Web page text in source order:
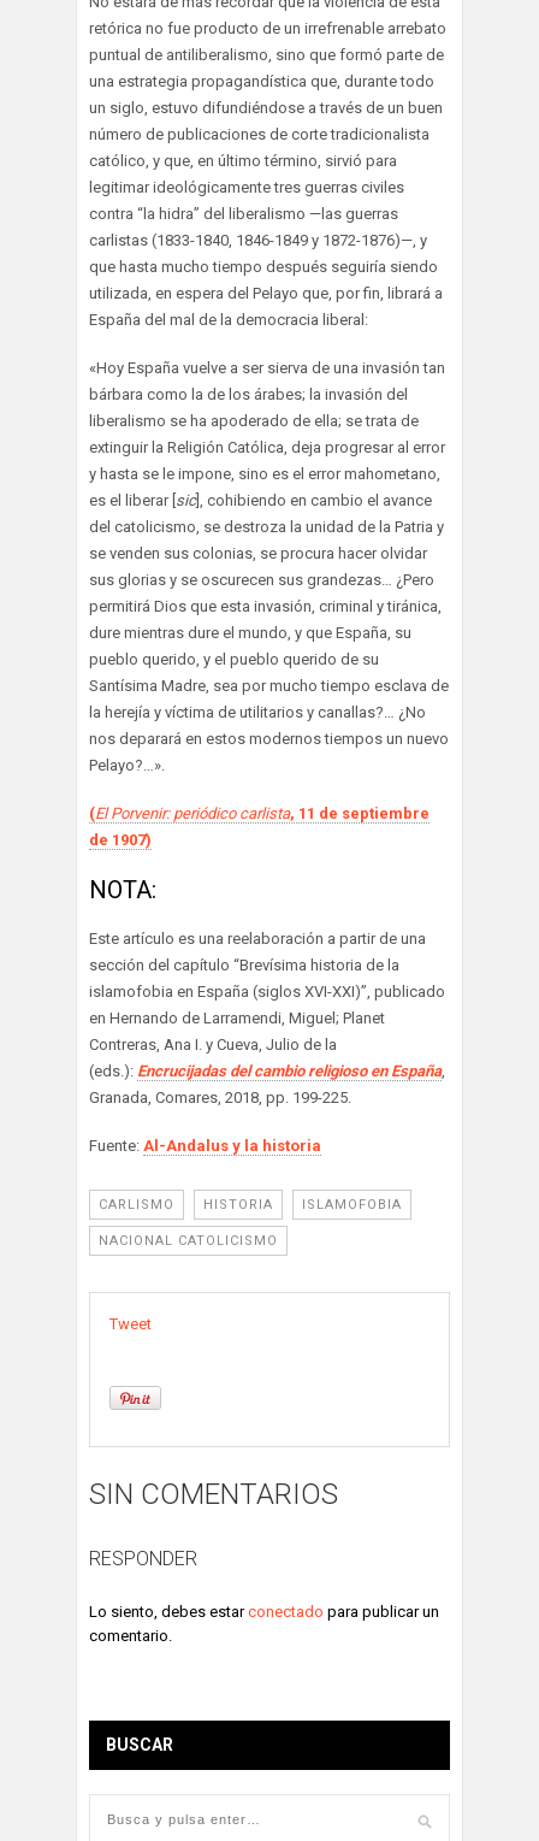
retórica no fue producto de un irrefrenable arrebato
puntual de antiliberalismo, sino que formó parte de
una estrategia propagandística que, durante todo
un siglo, estuvo difundiéndose a través de un buen
número de publicaciones de corte tradicionalista
católico, y que, en último término, sirvió para
legitimar ideológicamente tres guerras civiles
contra “la hidra” del liberalismo —las guerras
carlistas (1833-1840, 1846-1849 y 1872-1876)—, y
que hasta mucho tiempo después seguiría siendo
utilizada, en espera del Pelayo que, por fin, librará a
España del mal de la democracia liberal:
«Hoy España vuelve a ser sierva de una invasión tan
bárbara como la de los árabes; la invasión del
liberalismo se ha apoderado de ella; se trata de
extinguir la Religión Católica, deja progresar al error
y hasta se le impone, sino es el error mahometano,
es el liberar [ sic], cohibiendo en cambio el avance
del catolicismo, se destroza la unidad de la Patria y
se venden sus colonias, se procura hacer olvidar
sus glorias y se oscurecen sus grandezas… ¿Pero
permitirá Dios que esta invasión, criminal y tiránica,
dure mientras dure el mundo, y que España, su
pueblo querido, y el pueblo querido de su
Santísima Madre, sea por mucho tiempo esclava de
la herejía y víctima de utilitarios y canallas?… ¿No
nos deparará en estos modernos tiempos un nuevo
Pelayo?…».
(El Porvenir: periódico carlista, 11 de septiembre
de 1907)
NOTA:
Este artículo es una reelaboración a partir de una
sección del capítulo “Brevísima historia de la
islamofobia en España (siglos XVI-XXI)”, publicado
en Hernando de Larramendi, Miguel; Planet
Contreras, Ana I. y Cueva, Julio de la
(eds.): Encrucijadas del cambio religioso en España,
Granada, Comares, 2018, pp. 199-225.
Fuente: Al-Andalus y la historia
CARLISMO HISTORIA ISLAMOFOBIA
NACIONAL CATOLICISMO
Tweet
SIN COMENTARIOS
RESPONDER
Lo siento, debes estarconectado para publicar un
comentario.
BUSCAR